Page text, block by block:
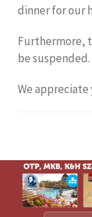
dinner for our
Furthermore,
be suspended.
We